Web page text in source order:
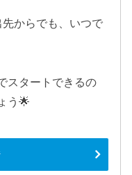
からでも、いつで
スタートできるの
う🌟